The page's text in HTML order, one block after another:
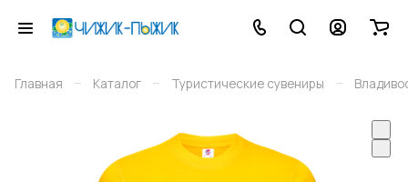
Главная – Каталог – Туристические сувениры –